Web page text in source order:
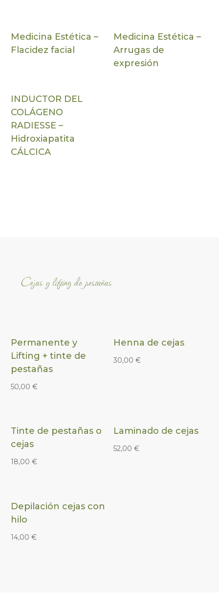
Medicina Estética –
Flacidez facial
Medicina Estética –
Arrugas de
expresión
INDUCTOR DEL
COLÁGENO
RADIESSE –
Hidroxiapatita
CÁLCICA
Cejas y lifting de pestañas
Permanente y
Lifting + tinte de
pestañas
50,00€
Henna de cejas
30,00€
Tinte de pestañas o
cejas
18,00€
Laminado de cejas
52,00€
Depilación cejas con
hilo
14,00€